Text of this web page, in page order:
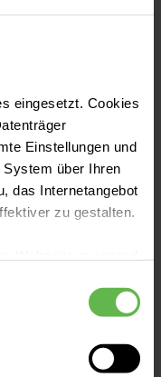
eingesetzt. Cookies
Einstellungen und
über Ihren
das Internetangebot
zu gestalten.
nur den notwendigen
Auswahl
Laien ist
auf
Seite